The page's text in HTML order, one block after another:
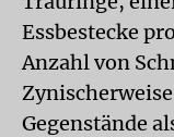
Essbestecke
Anzahl von
Gegenstände